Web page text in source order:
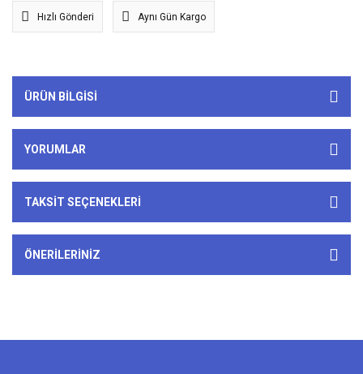
Hızlı Gönderi Aynı Gün Kargo
ÜRÜN BILGISI
YORUMLAR
TAKSIT SEÇENEKLERI
ÖNERILERINIZ